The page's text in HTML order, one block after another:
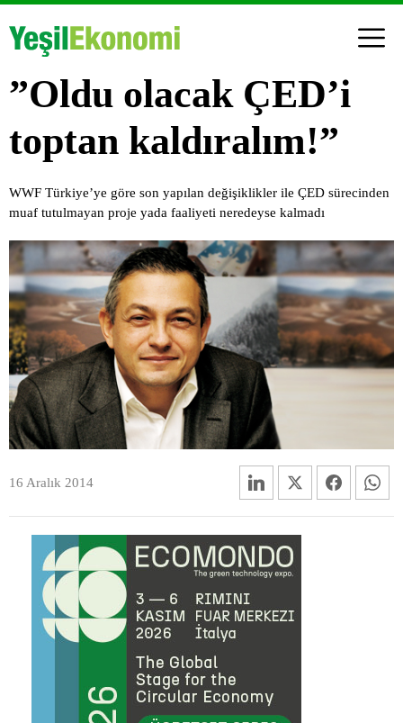
”Oldu olacak ÇED’i
toptan kaldıralım!”
WWF Türkiye’ye göre son yapılan değişiklikler ile ÇED sürecinden
muaf tutulmayan proje yada faaliyeti neredeyse kalmadı
16 Aralık 2014